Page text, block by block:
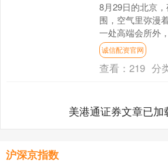
8月29日的北京
围，空气里弥漫
一处高端会所外
小菲与妻子马筱
一模一样的水墨
诚信配资官网
查看：219 分
美港通证券文章已加
沪深京指数